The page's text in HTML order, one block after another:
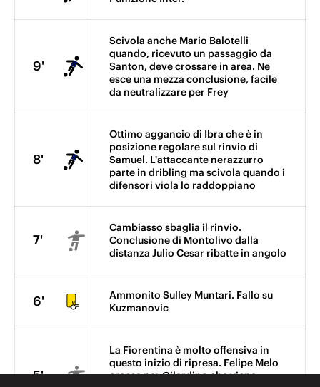
9'
Scivola anche Mario Balotelli
quando, ricevuto un passaggio da
Santon, deve crossare in area. Ne
esce una mezza conclusione, facile
da neutralizzare per Frey
8'
Ottimo aggancio di Ibra che è in
posizione regolare sul rinvio di
Samuel. L'attaccante nerazzurro
parte in dribling ma scivola quando i
difensori viola lo raddoppiano
7'
Cambiasso sbaglia il rinvio.
Conclusione di Montolivo dalla
distanza Julio Cesar ribatte in angolo
6'
Ammonito Sulley Muntari. Fallo su
Kuzmanovic
5'
La Fiorentina è molto offensiva in
questo inizio di ripresa. Felipe Melo
crossa per Gilardino che viene